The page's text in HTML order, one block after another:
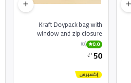
Kraft Doypack bag with
window and zip closure
0.0
(0)
50دج